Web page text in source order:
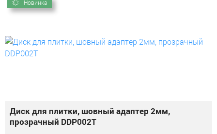
Новинка
Диск для плитки, шовный адаптер 2мм,
прозрачный DDP002T